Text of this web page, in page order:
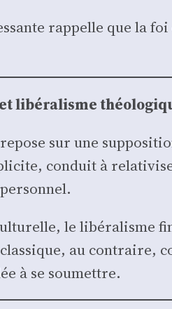
rap­pelle que la
libé­ra­lisme
sur une
conduit à
le
au contraire,
à se sou­mettre.